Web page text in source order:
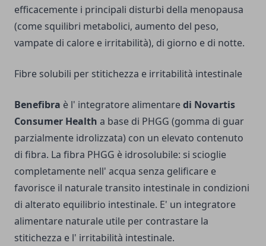
efficacemente i principali disturbi della menopausa
(come squilibri metabolici, aumento del peso,
vampate di calore e irritabilità), di giorno e di notte.
Fibre solubili per stitichezza e irritabilità intestinale
Benefibra è l' integratore alimentaredi Novartis
Consumer Health a base di PHGG (gomma di guar
parzialmente idrolizzata) con un elevato contenuto
di fibra. La fibra PHGG è idrosolubile: si scioglie
completamente nell' acqua senza gelificare e
favorisce il naturale transito intestinale in condizioni
di alterato equilibrio intestinale. E' un integratore
alimentare naturale utile per contrastare la
stitichezza e l' irritabilità intestinale.